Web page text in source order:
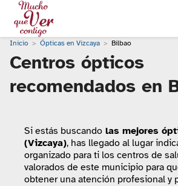
Inicio Ópticas en Vizcaya Bilbao
Centros ópticos
recomendados en
Si estás buscando las mejores
(Vizcaya), has llegado al lugar
organizado para ti los centros de
valorados de este municipio para
obtener una atención profesional y